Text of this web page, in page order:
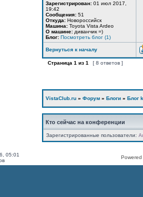
Зарегистрирован: 01 июл 2017,
19:42
Сообщения: 51
Откуда: Новороссийск
Машина: Toyota Vista Ardeo
О машине: диванчик =)
Блог: Посмотреть блог (1)
Вернуться к началу
Страница 1 из 1 [ 8 ответов ]
VistaClub.ru » Форум » Блоги » Блог
Кто сейчас на конференции
Зарегистрированные пользователи:
05:01